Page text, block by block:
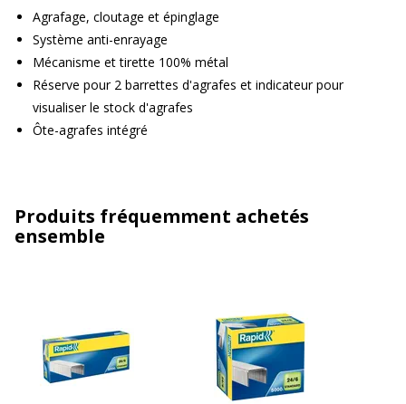
Agrafage, cloutage et épinglage
Système anti-enrayage
Mécanisme et tirette 100% métal
Réserve pour 2 barrettes d'agrafes et indicateur pour
visualiser le stock d'agrafes
Ôte-agrafes intégré
Produits fréquemment achetés
ensemble